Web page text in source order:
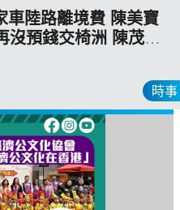
時事
車陸路離境費 陳美寶
沒預錢交椅洲 陳茂波